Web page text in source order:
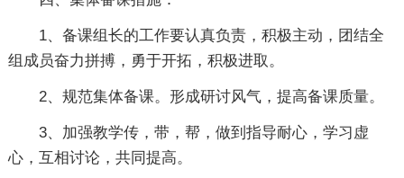
1、备课组长的工作要认真负责，积极主动，团结全
组成员奋力拼搏，勇于开拓，积极进取。
2、规范集体备课。形成研讨风气，提高备课质量。
3、加强教学传，带，帮，做到指导耐心，学习虚
心，互相讨论，共同提高。